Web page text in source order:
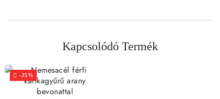
Kapcsolódó Termék
 -25%